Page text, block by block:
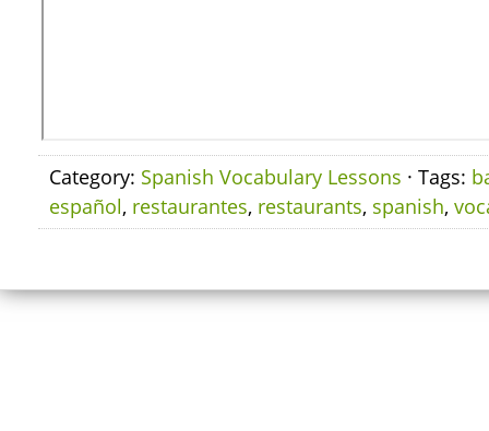
Category: Spanish Vocabulary Lessons · Tags:
español, restaurantes, restaurants, spanish,